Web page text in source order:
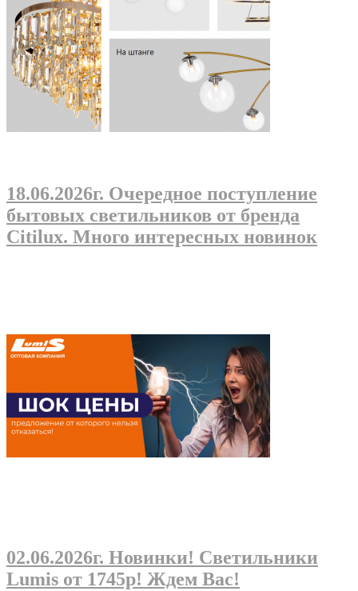
18.06.2026г. Очередное поступление
бытовых светильников от бренда
Citilux. Много интересных новинок
02.06.2026г. Новинки! Светильники
Lumis от 1745р! Ждем Вас!